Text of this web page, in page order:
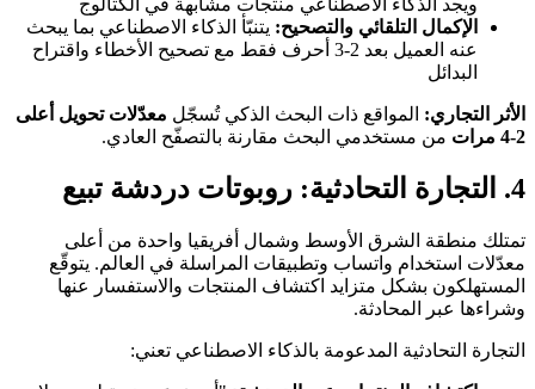
ويجد الذكاء الاصطناعي منتجات مشابهة في الكتالوج
الإكمال التلقائي والتصحيح:يتنبّأ الذكاء الاصطناعي بما يبحث
عنه العميل بعد 2-3 أحرف فقط مع تصحيح الأخطاء واقتراح
البدائل
الأثر التجاري:المواقع ذات البحث الذكي تُسجّل معدّلات تحويل أعلى
من مستخدمي البحث مقارنة بالتصفّح العادي.
4. التجارة التحادثية: روبوتات دردشة تبيع
تمتلك منطقة الشرق الأوسط وشمال أفريقيا واحدة من أعلى
معدّلات استخدام واتساب وتطبيقات المراسلة في العالم. يتوقّع
المستهلكون بشكل متزايد اكتشاف المنتجات والاستفسار عنها
وشراءها عبر المحادثة.
التجارة التحادثية المدعومة بالذكاء الاصطناعي تعني: